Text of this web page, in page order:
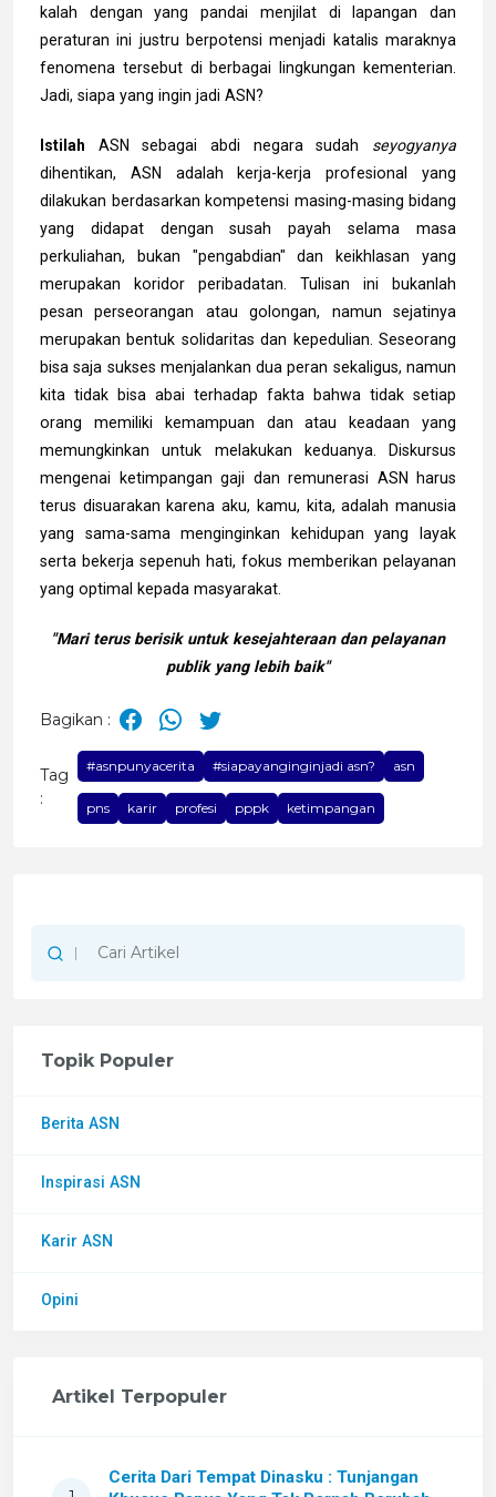
kalah dengan yang pandai menjilat di lapangan dan
peraturan ini justru berpotensi menjadi katalis maraknya
fenomena tersebut di berbagai lingkungan kementerian.
Jadi, siapa yang ingin jadi ASN?
Istilah ASN sebagai abdi negara sudah seyogyanya
dihentikan, ASN adalah kerja-kerja profesional yang
dilakukan berdasarkan kompetensi masing-masing bidang
yang didapat dengan susah payah selama masa
perkuliahan, bukan "pengabdian" dan keikhlasan yang
merupakan koridor peribadatan. Tulisan ini bukanlah
pesan perseorangan atau golongan, namun sejatinya
merupakan bentuk solidaritas dan kepedulian. Seseorang
bisa saja sukses menjalankan dua peran sekaligus, namun
kita tidak bisa abai terhadap fakta bahwa tidak setiap
orang memiliki kemampuan dan atau keadaan yang
memungkinkan untuk melakukan keduanya. Diskursus
mengenai ketimpangan gaji dan remunerasi ASN harus
terus disuarakan karena aku, kamu, kita, adalah manusia
yang sama-sama menginginkan kehidupan yang layak
serta bekerja sepenuh hati, fokus memberikan pelayanan
yang optimal kepada masyarakat.
"Mari terus berisik untuk kesejahteraan dan pelayanan
publik yang lebih baik"
Bagikan :
Tag
:
#asnpunyacerita #siapayanginginjadi asn? asn
pns karir profesi pppk ketimpangan
Topik Populer
Berita ASN
Inspirasi ASN
Karir ASN
Opini
Artikel Terpopuler
Cerita Dari Tempat Dinasku : Tunjangan